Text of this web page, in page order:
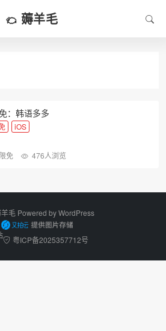
薅羊毛
：韩语多多
iOS
免 476人浏览
毛 Powered byWordPress
粤ICP备2025357712号